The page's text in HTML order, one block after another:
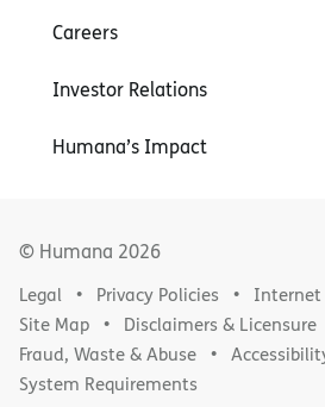
Careers
Investor Relations
Humana’s Impact
© Humana 2026
Legal Privacy Policies
Internet
Site Map
Disclaimers & Licensure
Fraud, Waste & Abuse
System Requirements